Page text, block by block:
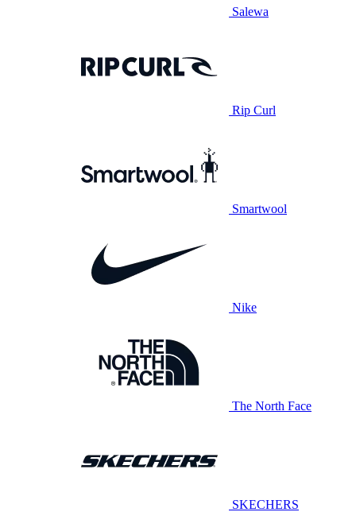
Salewa
Rip Curl
Smartwool
Nike
The North Face
SKECHERS